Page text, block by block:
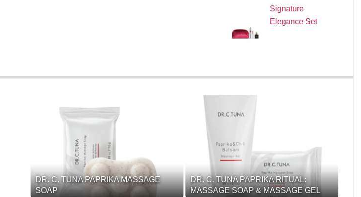
Signature
Elegance Set
DR. C. TUNA PAPRIKA MASSAGE
SOAP
DR. C. TUNA PAPRIKA RITUAL:
MASSAGE SOAP & MASSAGE GEL